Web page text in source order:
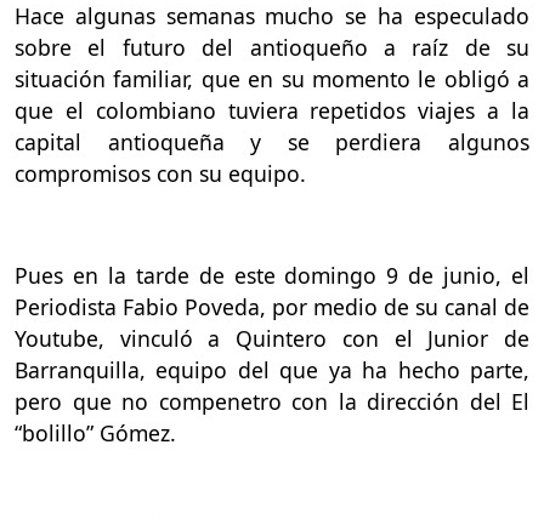
Hace algunas semanas mucho se ha especulado
sobre el futuro del antioqueño a raíz de su
situación familiar, que en su momento le obligó a
que el colombiano tuviera repetidos viajes a la
capital antioqueña y se perdiera algunos
compromisos con su equipo.
Pues en la tarde de este domingo 9 de junio, el
Periodista Fabio Poveda, por medio de su canal de
Youtube, vinculó a Quintero con el Junior de
Barranquilla, equipo del que ya ha hecho parte,
pero que no compenetro con la dirección del El
“bolillo” Gómez.